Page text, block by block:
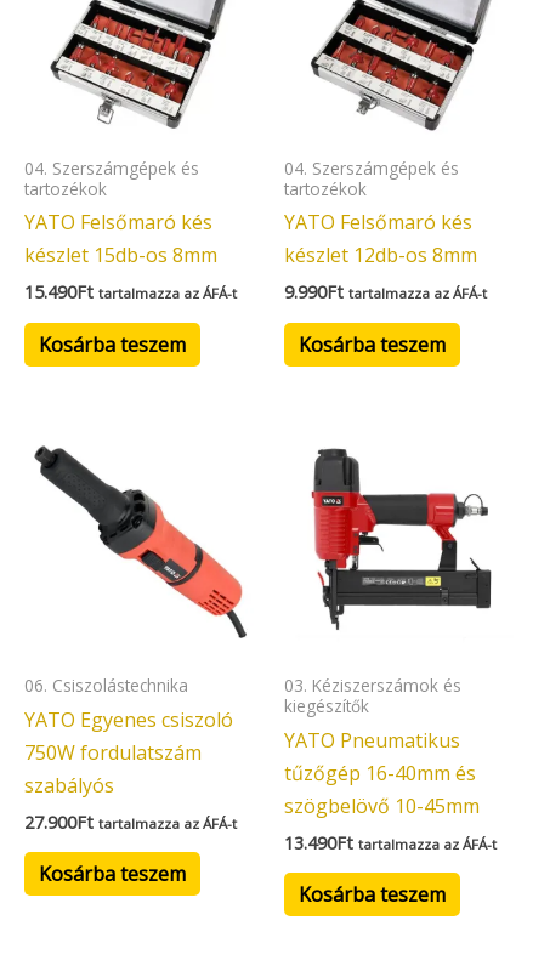
04. Szerszámgépek és
tartozékok
YATO Felsőmaró kés
készlet 15db-os 8mm
15.490Ft tartalmazza az ÁFÁ-t
Kosárba teszem
04. Szerszámgépek és
tartozékok
YATO Felsőmaró kés
készlet 12db-os 8mm
9.990Ft tartalmazza az ÁFÁ-t
Kosárba teszem
06. Csiszolástechnika
YATO Egyenes csiszoló
750W fordulatszám
szabályós
27.900Ft tartalmazza az ÁFÁ-t
Kosárba teszem
03. Kéziszerszámok és
kiegészítők
YATO Pneumatikus
tűzőgép 16-40mm és
szögbelövő 10-45mm
13.490Ft tartalmazza az ÁFÁ-t
Kosárba teszem